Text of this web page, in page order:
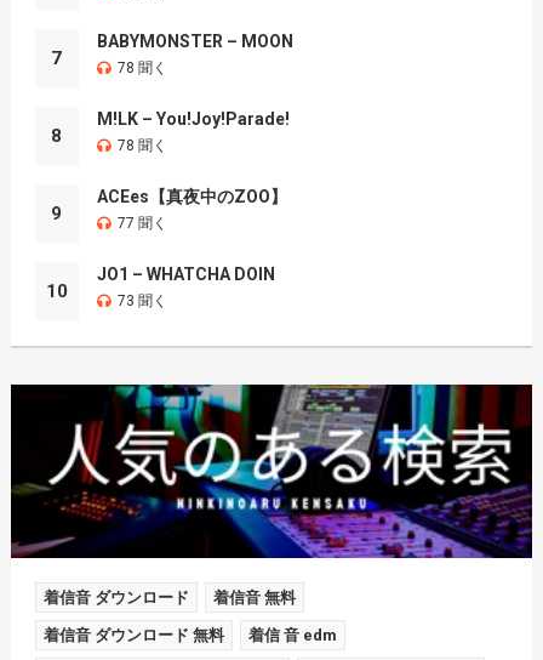
7
BABYMONSTER – MOON
78 聞く
8
M!LK – You!Joy!Parade!
78 聞く
9
ACEes【真夜中のZOO】
77 聞く
10
JO1 – WHATCHA DOIN
73 聞く
着信音 ダウンロード 着信音 無料
着信音 ダウンロード 無料 着信 音 edm